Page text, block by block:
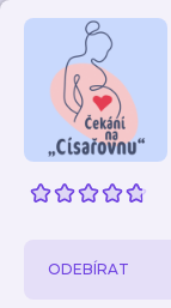
ODEBÍRAT